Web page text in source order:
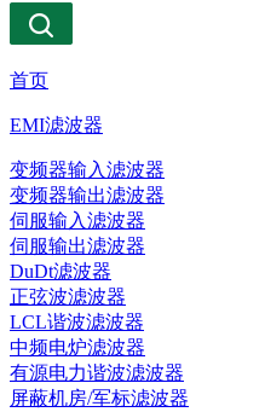
首页
EMI滤波器
变频器输入滤波器
变频器输出滤波器
伺服输入滤波器
伺服输出滤波器
DuDt滤波器
正弦波滤波器
LCL谐波滤波器
中频电炉滤波器
有源电力谐波滤波器
屏蔽机房/军标滤波器